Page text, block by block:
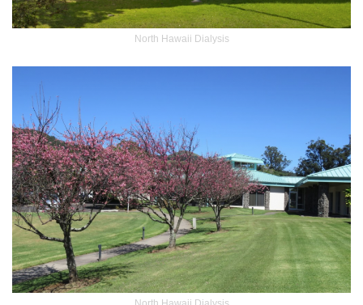
North Hawaii Dialysis